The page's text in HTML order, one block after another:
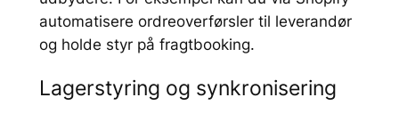
automatisere ordreoverførsler til leverandør
og holde styr på fragtbooking.
Lagerstyring og synkronisering